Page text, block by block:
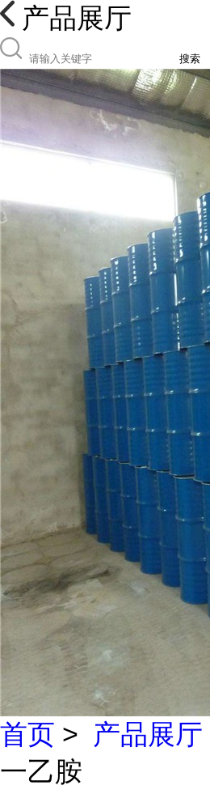
产品展厅
搜索
首页 > 产品展厅
一乙胺